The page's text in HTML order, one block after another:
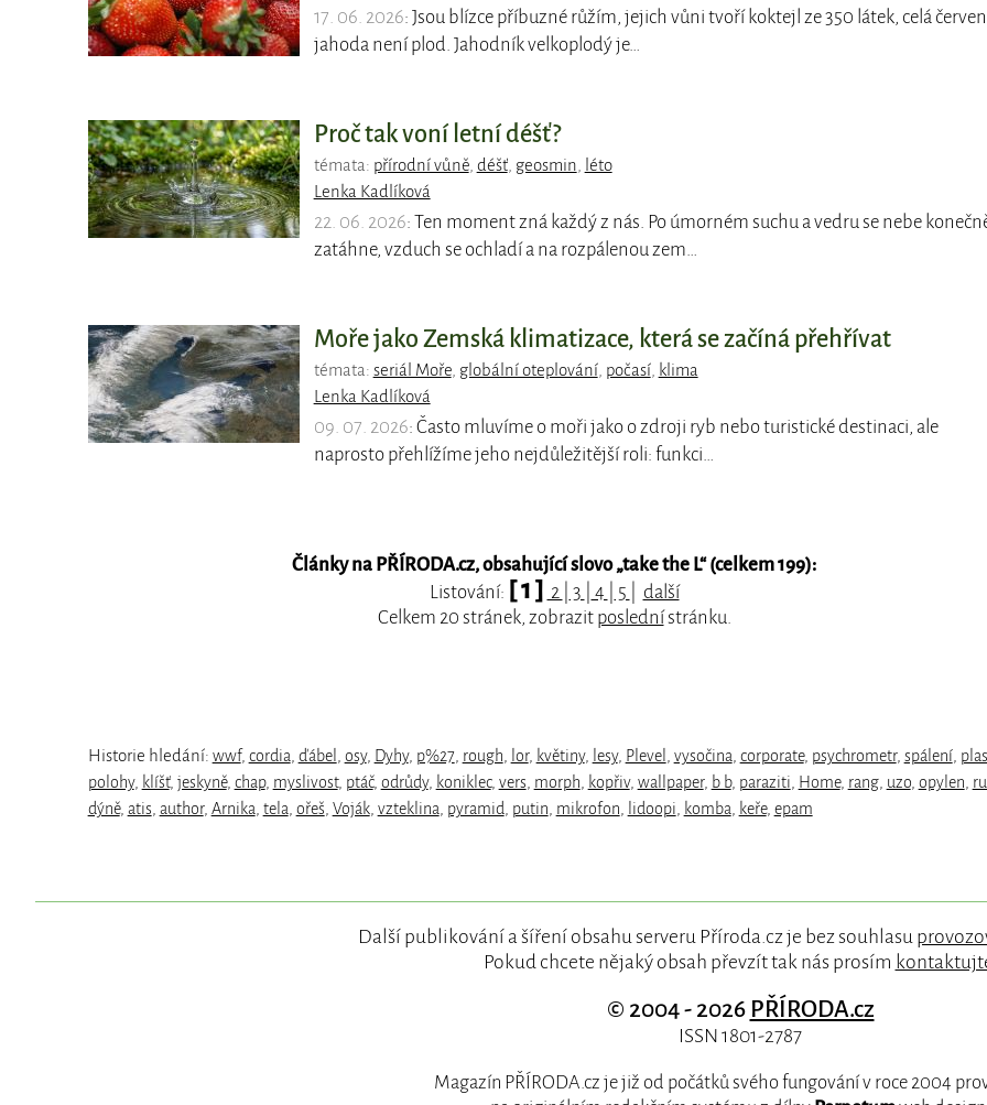
17. 06. 2026: Jsou blízce příbuzné růžím, jejich vůni tvoří koktejl ze 350 látek, celá
jahoda není plod. Jahodník velkoplodý je…
Proč tak voní letní déšť?
témata: přírodní vůně, déšť, geosmin
léto
Lenka Kadlíková
22. 06. 2026: Ten moment zná každý z nás. Po úmorném suchu a vedru se nebe
zatáhne, vzduch se ochladí a na rozpálenou zem…
Moře jako Zemská klimatizace, která se začíná přehřívat
témata: seriál Moře, globální oteplování, počasí,
klima
Lenka Kadlíková
09. 07. 2026: Často mluvíme o moři jako o zdroji ryb nebo turistické destinaci, ale
naprosto přehlížíme jeho nejdůležitější roli: funkci…
Články na PŘÍRODA.cz, obsahující slovo „take the L“ (celkem 199):
Listování: [ 1 ] 2 3 4 5
další
Celkem 20 stránek, zobrazit poslednístránku.
Historie hledání: wwf, cordia ďábel osy, Dyhy, p%27, rough lor, květiny, lesy, Plevel vysočina corporate, psychrometr, spálení,
polohy, klíšť, jeskyně, chap, myslivost, ptáč, odrůdy, koniklec, vers morph kopřiv, wallpaper, b b, paraziti Home, rang, uzo, opylen
dýně, atis author, Arnika tela ořeš Voják, vzteklina pyramid putin mikrofon lidoopi komba keře, epam
Další publikování a šíření obsahu serveru Příroda.cz je bez souhlasu
Pokud chcete nějaký obsah převzít tak nás prosím
© 2004 - 2026 PŘÍRODA.cz
ISSN 1801-2787
Magazín PŘÍRODA.cz je již od počátků svého fungování v roce 2004